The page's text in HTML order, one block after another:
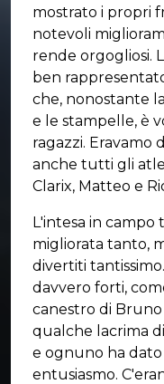
mostrato i propri
notevoli
rende orgogliosi.
ben
che, nonostante
e le stampelle, è
ragazzi. Eravamo
anche tutti gli
Clarix, Matteo e
L'intesa in
migliorata tanto,
divertiti
davvero forti,
canestro di
qualche lacrima
e ognuno ha
entusiasmo.